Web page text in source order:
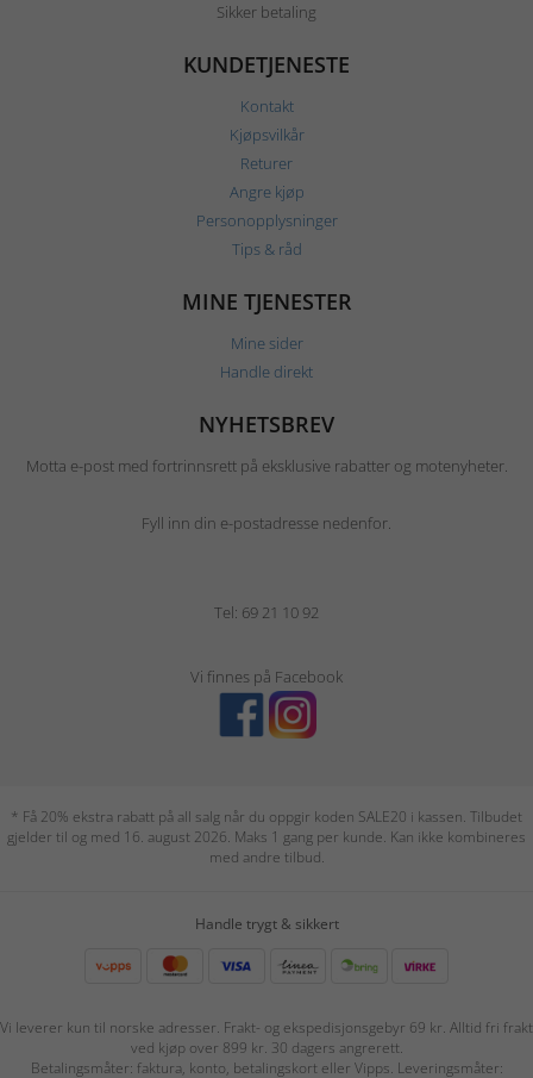
Sikker betaling
KUNDETJENESTE
Kontakt
Kjøpsvilkår
Returer
Angre kjøp
Personopplysninger
Tips & råd
MINE TJENESTER
Mine sider
Handle direkt
NYHETSBREV
Motta e-post med fortrinnsrett på eksklusive rabatter og motenyheter.
Fyll inn din e-postadresse nedenfor.
Tel: 69 21 10 92
Vi finnes på Facebook
* Få 20% ekstra rabatt på all salg når du oppgir koden SALE20 i kassen. Tilbudet
gjelder til og med 16. august 2026. Maks 1 gang per kunde. Kan ikke kombineres
med andre tilbud.
Handle trygt & sikkert
Vi leverer kun til norske adresser. Frakt- og ekspedisjonsgebyr 69 kr. Alltid fri frakt
ved kjøp over 899 kr. 30 dagers angrerett.
Betalingsmåter: faktura, konto, betalingskort eller Vipps. Leveringsmåter: